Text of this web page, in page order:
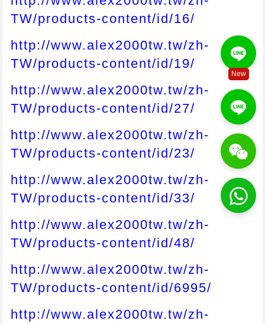
TW/products-content/id/16/
http://www.alex2000tw.tw/zh-
TW/products-content/id/19/
http://www.alex2000tw.tw/zh-
TW/products-content/id/27/
http://www.alex2000tw.tw/zh-
TW/products-content/id/23/
http://www.alex2000tw.tw/zh-
TW/products-content/id/33/
http://www.alex2000tw.tw/zh-
TW/products-content/id/48/
http://www.alex2000tw.tw/zh-
TW/products-content/id/6995/
http://www.alex2000tw.tw/zh-
New